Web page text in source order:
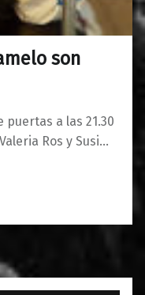
son
puertas a las 21.30
Ros y Susi…